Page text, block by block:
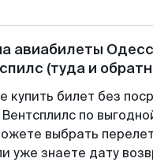
авиабилеты
(туда и
купить билет без
по
выбрать
уже знаете дату